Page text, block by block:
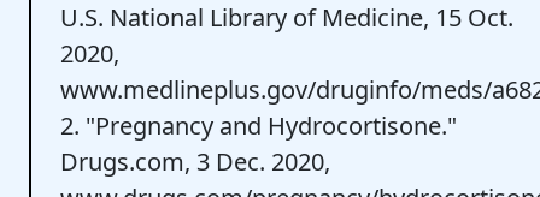
U.S. National Library of Medicine, 15 Oct.
2020,
www.medlineplus.gov/druginfo/meds/
2. "Pregnancy and Hydrocortisone."
Drugs.com, 3 Dec. 2020,